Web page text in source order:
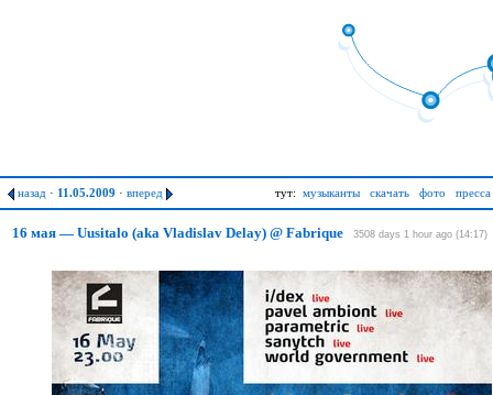
назад · 11.05.2009 · вперед тут: музыканты скачать фото пресса
16 мая — Uusitalo (aka Vladislav Delay) @ Fabrique 3508 days 1 hour ago (14:17)